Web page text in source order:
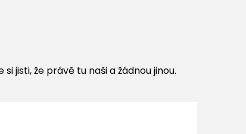
jisti, že právě tu naši a žádnou jinou.